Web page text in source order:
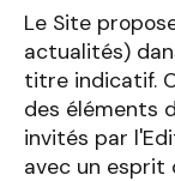
Le Site
actualités)
titre indicatif.
des éléments
invités par
avec un